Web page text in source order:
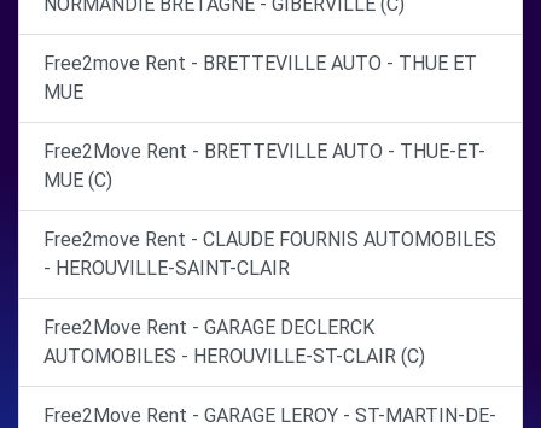
Free2move Rent - BRETTEVILLE AUTO - THUE ET
MUE
Free2Move Rent - BRETTEVILLE AUTO - THUE-ET-
MUE (C)
Free2move Rent - CLAUDE FOURNIS AUTOMOBILES
- HEROUVILLE-SAINT-CLAIR
Free2Move Rent - GARAGE DECLERCK
AUTOMOBILES - HEROUVILLE-ST-CLAIR (C)
Free2Move Rent - GARAGE LEROY - ST-MARTIN-DE-